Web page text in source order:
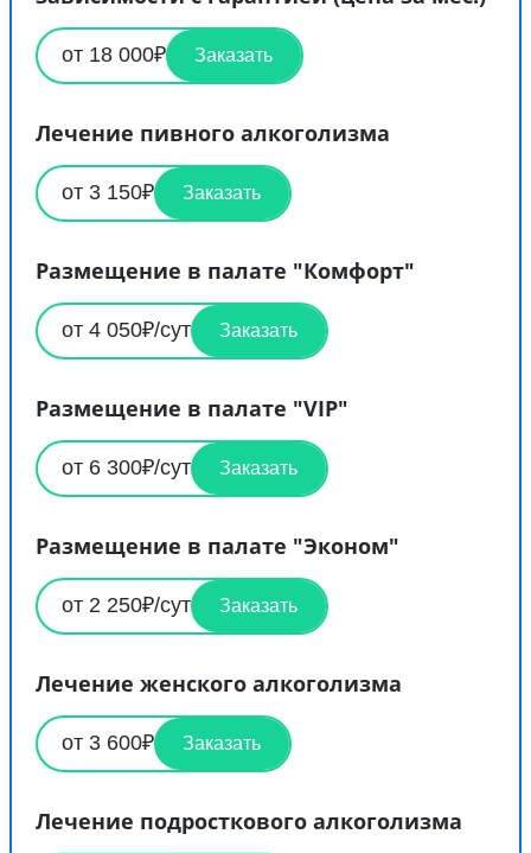
от 18 000₽ Заказать
Лечение пивного алкоголизма
от 3 150₽ Заказать
Размещение в палате "Комфорт"
от 4 050₽/сут Заказать
Размещение в палате "VIP"
от 6 300₽/сут Заказать
Размещение в палате "Эконом"
от 2 250₽/сут Заказать
Лечение женского алкоголизма
от 3 600₽ Заказать
Лечение подросткового алкоголизма